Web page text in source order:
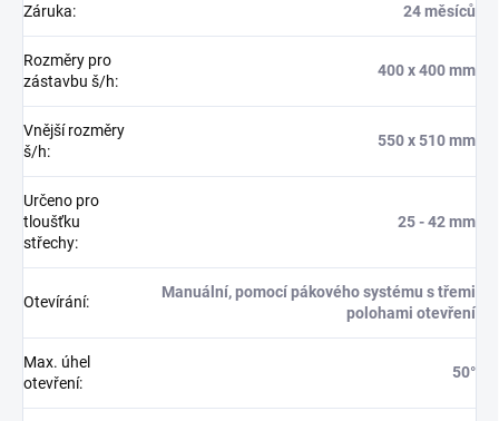
Záruka: 24 měsíců
Rozměry pro
zástavbu š/h:
400 x 400 mm
Vnější rozměry
š/h:
550 x 510 mm
Určeno pro
tloušťku
střechy:
25 - 42 mm
Otevírání:
Manuální, pomocí pákového systému s třemi
polohami otevření
Max. úhel
otevření:
50°